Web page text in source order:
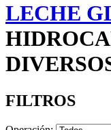
LECHE
FILTROS